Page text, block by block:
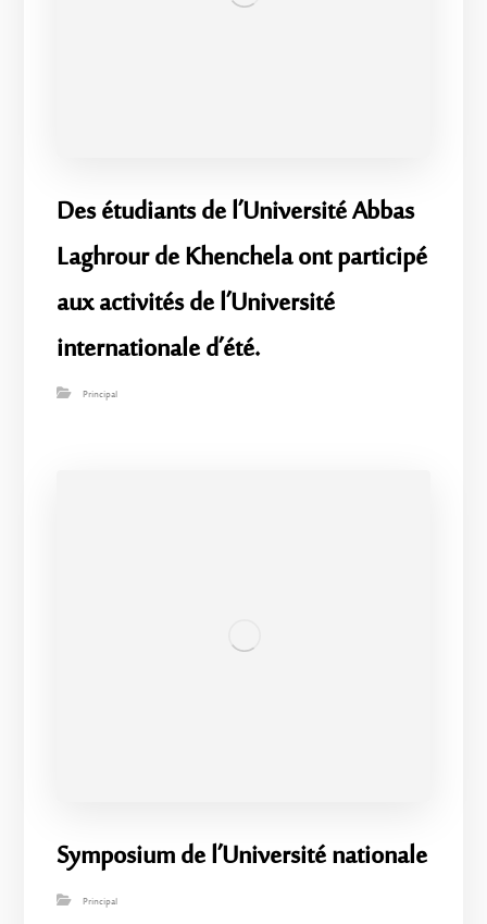
Des étudiants de l’Université Abbas
Laghrour de Khenchela ont participé
aux activités de l’Université
internationale d’été.
Principal
Symposium de l’Université nationale
Principal